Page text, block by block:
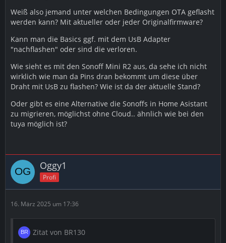
Weiß also jemand unter welchen Bedingungen OTA geflasht
werden kann? Mit aktueller oder jeder Originalfirmware?
Kann man die Basics ggf. mit dem UsB Adapter
"nachflashen" oder sind die verloren.
Wie sieht es mit den Sonoff Mini R2 aus, da sehe ich nicht
wirklich wie man da Pins dran bekommt um diese über
Draht mit UsB zu flashen? Wie ist da der aktuelle Stand?
Oder gibt es eine Alternative die Sonoffs in Home Asistant
zu migrieren, möglichst ohne Cloud.. ähnlich wie bei den
tuya möglich ist?
Oggy1
Profi
16. März 2025 um 17:36
Zitat von BR130